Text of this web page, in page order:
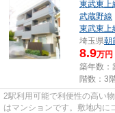
東武東上
武蔵野線
東武東上
埼玉県朝
8.9万円
築年数：
階数：3
2駅利用可能で利便性の高い
はマンションです。敷地内に